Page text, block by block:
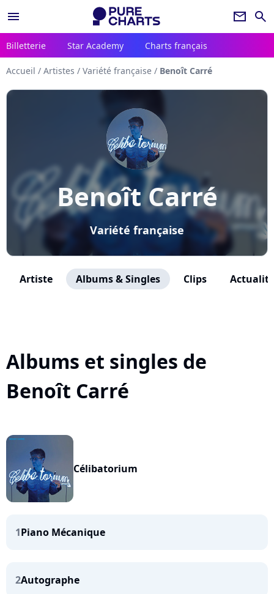
menu newsletter search
Billetterie Star Academy Charts français
Accueil / Artistes / Variété française / Benoît Carré
Benoît Carré
Variété française
Artiste Albums & Singles Clips
Albums et singles de
Benoît Carré
Célibatorium
1Piano Mécanique
2Autographe